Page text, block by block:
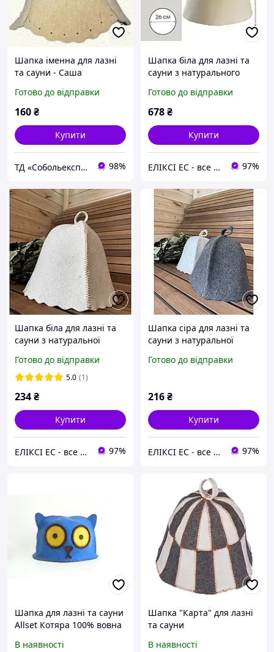
Шапка іменна для лазні
та сауни - Саша
Готово до відправки
160₴
Купити
ТД «Собольекспрес» 98%
Шапка біла для лазні та
сауни з натурального
Готово до відправки
678₴
Купити
ЕЛІКСІ ЕС - все для будівництва та ремонту 97%
Шапка біла для лазні та
сауни з натуральної
Готово до відправки
5.0 (1)
234₴
Купити
ЕЛІКСІ ЕС - все для будівництва та ремонту 97%
Шапка сіра для лазні та
сауни з натуральної
Готово до відправки
216₴
Купити
ЕЛІКСІ ЕС - все для будівництва та ремонту 97%
Шапка для лазні та сауни
Allset Котяра 100% вовна
В наявності
Шапка "Карта" для лазні
та сауни
В наявності